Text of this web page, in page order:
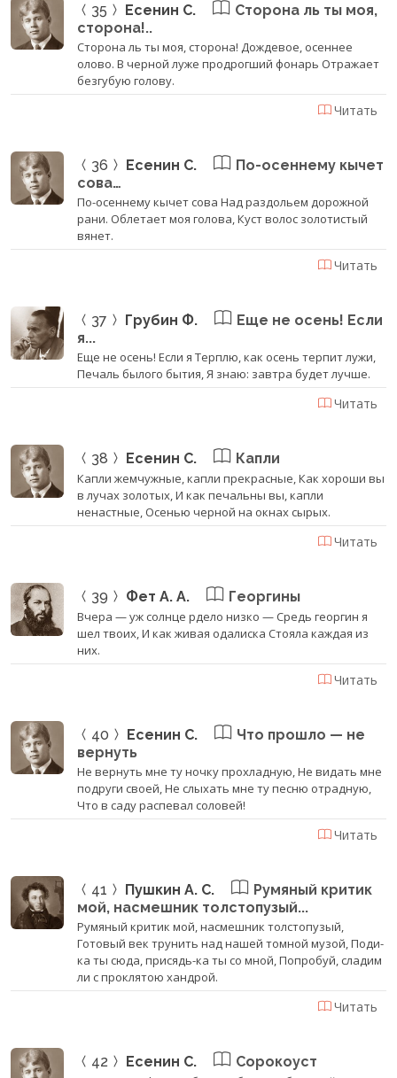
35 Есенин С.
Сторона ль ты моя,
сторона!..
Сторона ль ты моя, сторона! Дождевое, осеннее
олово. В черной луже продрогший фонарь Отражает
безгубую голову.
Читать
36 Есенин С.
По-осеннему кычет
сова…
По-осеннему кычет сова Над раздольем дорожной
рани. Облетает моя голова, Куст волос золотистый
вянет.
Читать
37 Грубин Ф.
Еще не осень! Если
я...
Еще не осень! Если я Терплю, как осень терпит лужи,
Печаль былого бытия, Я знаю: завтра будет лучше.
Читать
38 Есенин С. Капли
Капли жемчужные, капли прекрасные, Как хороши вы
в лучах золотых, И как печальны вы, капли
ненастные, Осенью черной на окнах сырых.
Читать
39 Фет А. А. Георгины
Вчера — уж солнце рдело низко — Средь георгин я
шел твоих, И как живая одалиска Стояла каждая из
них.
Читать
40 Есенин С.
Что прошло — не
вернуть
Не вернуть мне ту ночку прохладную, Не видать мне
подруги своей, Не слыхать мне ту песню отрадную,
Что в саду распевал соловей!
Читать
41 Пушкин А. С.
Румяный критик
мой, насмешник толстопузый...
Румяный критик мой, насмешник толстопузый,
Готовый век трунить над нашей томной музой, Поди-
ка ты сюда, присядь-ка ты со мной, Попробуй, сладим
ли с проклятою хандрой.
Читать
42 Есенин С. Сорокоуст